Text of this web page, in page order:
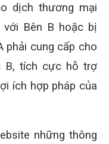
dịch thương mại
Bên B hoặc bị
phải cung cấp cho
B, tích cực hỗ trợ
ích hợp pháp của
những thông